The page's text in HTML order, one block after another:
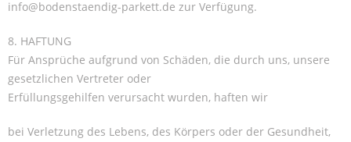
info@bodenstaendig-parkett.de zur Verfügung.
8. HAFTUNG
Für Ansprüche aufgrund von Schäden, die durch uns, unsere
gesetzlichen Vertreter oder
Erfüllungsgehilfen verursacht wurden, haften wir
bei Verletzung des Lebens, des Körpers oder der Gesundheit,